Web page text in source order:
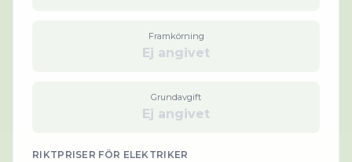
Framkörning
Ej angivet
Grundavgift
Ej angivet
RIKTPRISER FÖR ELEKTRIKER